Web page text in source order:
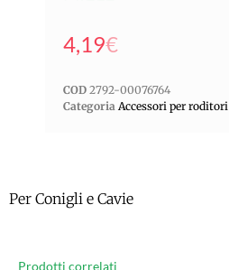
4,19€
COD 2792-00076764
Categoria Accessori per roditori
Per Conigli e Cavie
Prodotti correlati